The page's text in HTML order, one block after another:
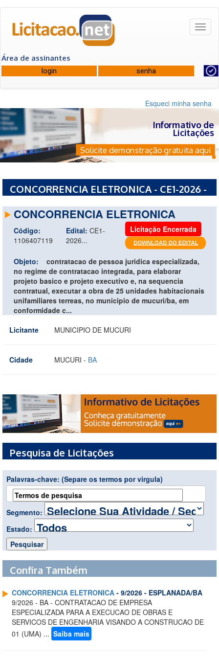
Área de assinantes
Esqueci minha senha
Informativo de
Licitações
Solicite demonstração gratuita aqui
CONCORRENCIA ELETRONICA - CE1-2026 -
CONCORRENCIA ELETRONICA
Código:
1106407119
Edital: CE1-
2026...
Licitação Encerrada
Objeto:
contratacao de pessoa juridica especializada,
no regime de contratacao integrada, para elaborar
projeto basico e projeto executivo e, na sequencia
contratual, executar a obra de 25 unidades habitacionais
unifamiliares terreas, no municipio de mucuri/ba, em
conformidade c...
Licitante
MUNICIPIO DE MUCURI
Cidade MUCURI - BA
Pesquisa de Licitações
Palavras-chave: (Separe os termos por virgula)
Segmento:
Estado:
Confira Também
CONCORRENCIA ELETRONICA - 9/2026 - ESPLANADA/BA
9/2026 - BA - CONTRATACAO DE EMPRESA
ESPECIALIZADA PARA A EXECUCAO DE OBRAS E
SERVICOS DE ENGENHARIA VISANDO A CONSTRUCAO DE
01 (UMA) ... Saiba mais